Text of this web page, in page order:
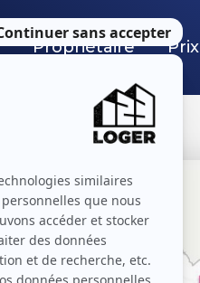
Propriétaire Prix